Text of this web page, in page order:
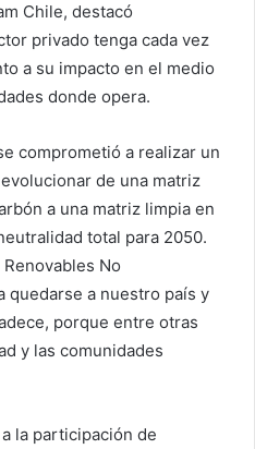
Chile, destacó
privado tenga cada vez
a su impacto en el medio
donde opera.
comprometió a realizar un
de una matriz
a una matriz limpia en
total para 2050.
No
quedarse a nuestro país y
porque entre otras
y las comunidades
la participación de